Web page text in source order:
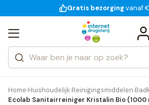
voor 18:00 uur
Gratis bezorging
14 dagen bedenktijd
Zoeken
Categorieën
Merken
Home›Huishoudelijk›Reinigingsmiddelen›
Ecolab Sanitairreiniger Kristalin Bio (1000